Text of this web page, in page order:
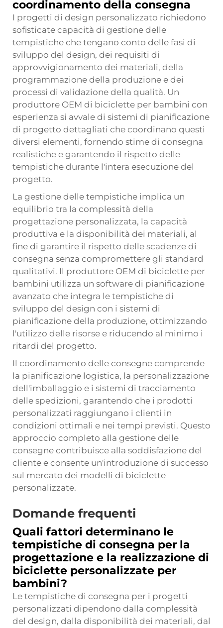
coordinamento della consegna
I progetti di design personalizzato richiedono
sofisticate capacità di gestione delle
tempistiche che tengano conto delle fasi di
sviluppo del design, dei requisiti di
approvvigionamento dei materiali, della
programmazione della produzione e dei
processi di validazione della qualità. Un
produttore OEM di biciclette per bambini con
esperienza si avvale di sistemi di pianificazione
di progetto dettagliati che coordinano questi
diversi elementi, fornendo stime di consegna
realistiche e garantendo il rispetto delle
tempistiche durante l'intera esecuzione del
progetto.
La gestione delle tempistiche implica un
equilibrio tra la complessità della
progettazione personalizzata, la capacità
produttiva e la disponibilità dei materiali, al
fine di garantire il rispetto delle scadenze di
consegna senza compromettere gli standard
qualitativi. Il produttore OEM di biciclette per
bambini utilizza un software di pianificazione
avanzato che integra le tempistiche di
sviluppo del design con i sistemi di
pianificazione della produzione, ottimizzando
l'utilizzo delle risorse e riducendo al minimo i
ritardi del progetto.
Il coordinamento delle consegne comprende
la pianificazione logistica, la personalizzazione
dell'imballaggio e i sistemi di tracciamento
delle spedizioni, garantendo che i prodotti
personalizzati raggiungano i clienti in
condizioni ottimali e nei tempi previsti. Questo
approccio completo alla gestione delle
consegne contribuisce alla soddisfazione del
cliente e consente un'introduzione di successo
sul mercato dei modelli di biciclette
personalizzate.
Domande frequenti
Quali fattori determinano le
tempistiche di consegna per la
progettazione e la realizzazione di
biciclette personalizzate per
bambini?
Le tempistiche di consegna per i progetti
personalizzati dipendono dalla complessità
del design, dalla disponibilità dei materiali, dal